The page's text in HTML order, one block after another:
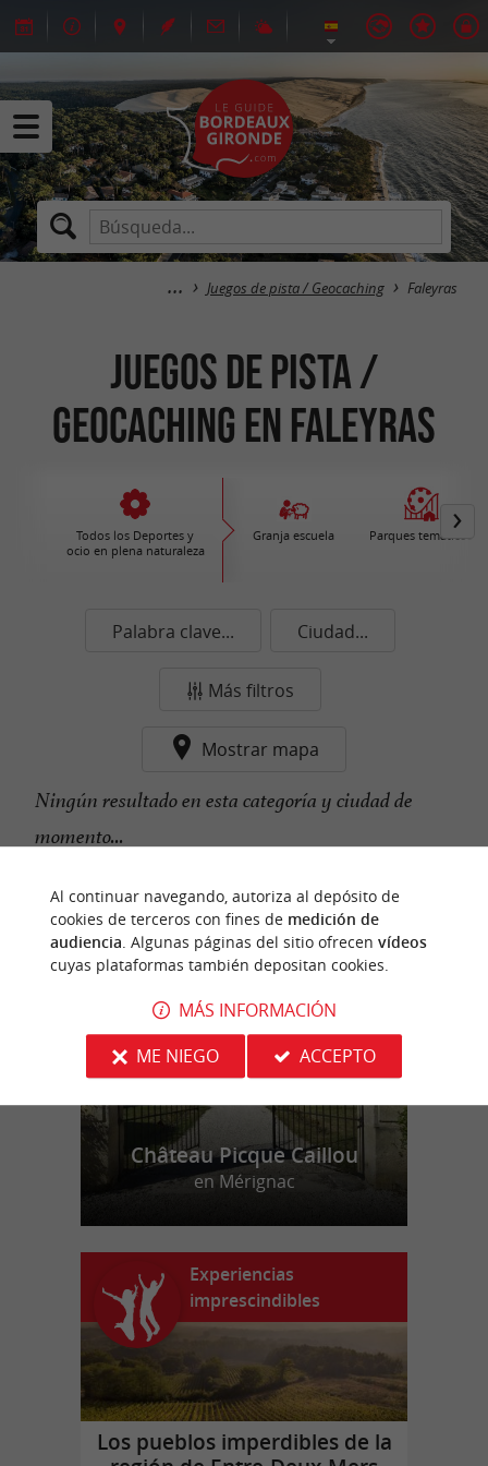
Juegos de pista / Geocaching Faleyras
Juegos de pista /
Geocaching en Faleyras
Todos los Deportes y
ocio en plena naturaleza
Granja escuela Parques temáticos
Palabra clave... Ciudad...
Más filtros
Mostrar mapa
Ningún resultado en esta categoría y ciudad de
momento...
n
u
e
s
t
r
o
f
a
v
o
r
i
t
o
Château Picque Caillou
en Mérignac
Experiencias
imprescindibles
Los pueblos imperdibles de la
Al continuar navegando, autoriza al depósito de
cookies de terceros con fines de medición de
audiencia . Algunas páginas del sitio ofrecen vídeos
cuyas plataformas también depositan cookies.
MÁS INFORMACIÓN
ME NIEGO
ACCEPTO